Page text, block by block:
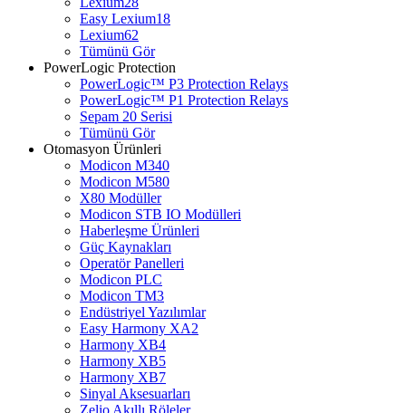
Easy Lexium18
Lexium62
Tümünü Gör
PowerLogic Protection
PowerLogic™ P3 Protection Relays
PowerLogic™ P1 Protection Relays​
Sepam 20 Serisi
Tümünü Gör
Otomasyon Ürünleri
Modicon M340
Modicon M580
X80 Modüller
Modicon STB IO Modülleri
Haberleşme Ürünleri
Güç Kaynakları
Operatör Panelleri
Modicon PLC
Modicon TM3
Endüstriyel Yazılımlar
Easy Harmony XA2
Harmony XB4
Harmony XB5
Harmony XB7
Sinyal Aksesuarları
Zelio Akıllı Röleler